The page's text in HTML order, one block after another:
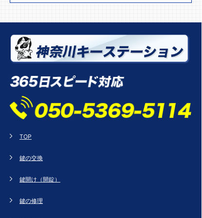
TOP
鍵の交換
鍵開け（開錠）
鍵の修理